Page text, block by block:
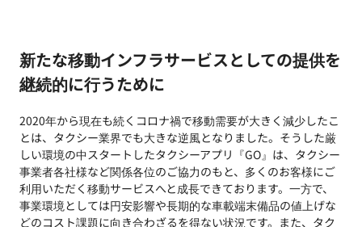
新たな移動インフラサービスとしての提供を
継続的に行うために
2020年から現在も続くコロナ禍で移動需要が大きく減少したこ
とは、タクシー業界でも大きな逆風となりました。そうした厳
しい環境の中スタートしたタクシーアプリ『GO』は、タクシー
事業者各社様など関係各位のご協力のもと、多くのお客様にご
利用いただく移動サービスへと成長できております。一方で、
事業環境としては円安影響や長期的な車載端末備品の値上げな
どのコスト課題に向き合わざるを得ない状況です。また、タク